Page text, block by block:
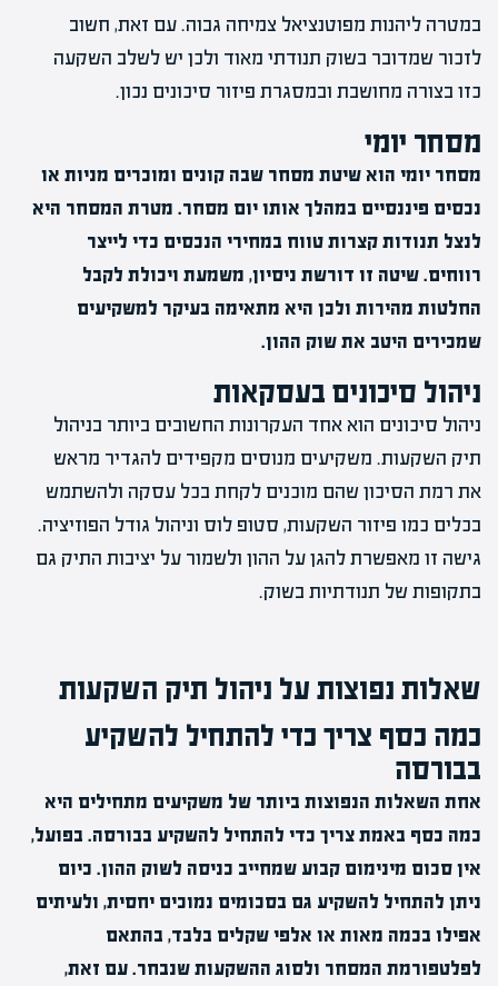
במטרה ליהנות מפוטנציאל צמיחה גבוה. עם זאת, חשוב
לזכור שמדובר בשוק תנודתי מאוד ולכן יש לשלב השקעה
כזו בצורה מחושבת ובמסגרת פיזור סיכונים נכון.
מסחר יומי
מסחר יומי הוא שיטת מסחר שבה קונים ומוכרים מניות או
נכסים פיננסיים במהלך אותו יום מסחר. מטרת המסחר היא
לנצל תנודות קצרות טווח במחירי הנכסים כדי לייצר
רווחים. שיטה זו דורשת ניסיון, משמעת ויכולת לקבל
החלטות מהירות ולכן היא מתאימה בעיקר למשקיעים
שמכירים היטב את שוק ההון.
ניהול סיכונים בעסקאות
ניהול סיכונים הוא אחד העקרונות החשובים ביותר בניהול
תיק השקעות. משקיעים מנוסים מקפידים להגדיר מראש
את רמת הסיכון שהם מוכנים לקחת בכל עסקה ולהשתמש
בכלים כמו פיזור השקעות, סטופ לוס וניהול גודל הפוזיציה.
גישה זו מאפשרת להגן על ההון ולשמור על יציבות התיק גם
בתקופות של תנודתיות בשוק.
שאלות נפוצות על ניהול תיק השקעות
כמה כסף צריך כדי להתחיל להשקיע
בבורסה
אחת השאלות הנפוצות ביותר של משקיעים מתחילים היא
כמה כסף באמת צריך כדי להתחיל להשקיע בבורסה. בפועל,
אין סכום מינימום קבוע שמחייב כניסה לשוק ההון. כיום
ניתן להתחיל להשקיע גם בסכומים נמוכים יחסית, ולעיתים
אפילו בכמה מאות או אלפי שקלים בלבד, בהתאם
לפלטפורמת המסחר ולסוג ההשקעות שנבחר. עם זאת,